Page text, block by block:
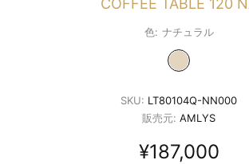
COFFEE TABLE 120
色: ナチュラル
SKU: LT80104Q-NN000
販売元: AMLYS
¥187,000